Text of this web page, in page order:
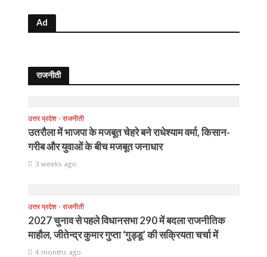
Ad
राजनीती
उत्तर प्रदेश • राजनीती
उतरौला में भाजपा के मजबूत चेहरे बने राधेश्याम वर्मा, किसान-
गरीब और युवाओं के बीच मजबूत जनाधार
3 weeks ago
उत्तर प्रदेश • राजनीती
2027 चुनाव से पहले विधानसभा 290 में बदला राजनीतिक
माहौल, जीतेन्द्र कुमार गुप्ता ‘गुड्डू’ की सक्रियता चर्चा में
4 months ago